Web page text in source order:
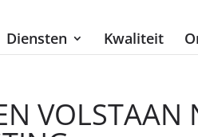
Diensten Kwaliteit
VOLSTAAN